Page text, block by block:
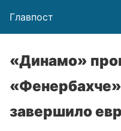
Главпост
«Динамо»
завершило